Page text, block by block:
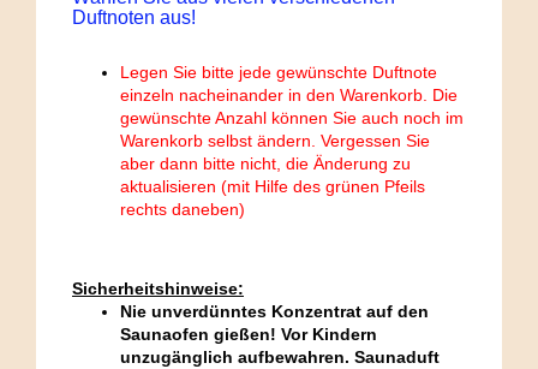
Duftnoten aus!
Legen Sie bitte jede gewünschte Duftnote
einzeln nacheinander in den Warenkorb. Die
gewünschte Anzahl können Sie auch noch im
Warenkorb selbst ändern. Vergessen Sie
aber dann bitte nicht, die Änderung zu
aktualisieren (mit Hilfe des grünen Pfeils
rechts daneben)
Sicherheitshinweise:
Nie unverdünntes Konzentrat auf den
Saunaofen gießen! Vor Kindern
unzugänglich aufbewahren. Saunaduft